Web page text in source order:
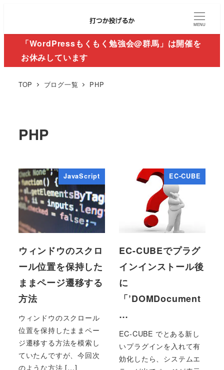
MENU
「WordPressもくもく勉強会@群馬」は開催を
お休みしています
TOP ブログ一覧 PHP
PHP
JavaScript
ウィンドウのスクロ
ール位置を保持した
ままページ遷移する
方法
ウィンドウのスクロール
位置を保持したままペー
ジ遷移する方法を模索し
ていたんですが、今回次
のような方法 […]
EC-CUBE
EC-CUBEでプラグ
インインストール後
に
「’DOMDocument
…
EC-CUBE でとある新し
いプラグインを入れて有
効化したら、システムエ